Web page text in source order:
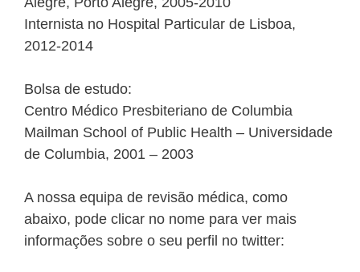
Internista no Hospital Particular de Lisboa,
2012-2014
Bolsa de estudo:
Centro Médico Presbiteriano de Columbia
Mailman School of Public Health – Universidade
de Columbia, 2001 – 2003
A nossa equipa de revisão médica, como
abaixo, pode clicar no nome para ver mais
informações sobre o seu perfil no twitter: